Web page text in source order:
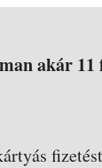
akár